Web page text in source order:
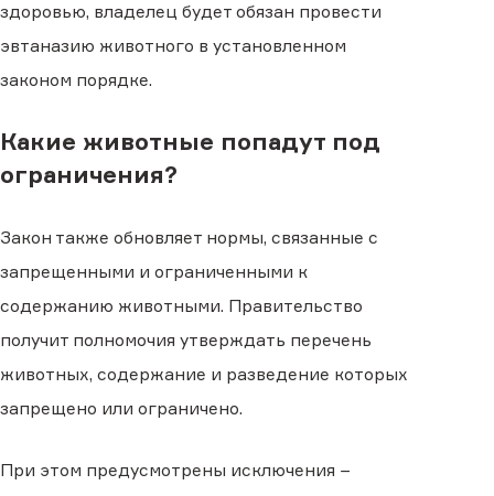
здоровью, владелец будет обязан провести
эвтаназию животного в установленном
законом порядке.
Какие животные попадут под
ограничения?
Закон также обновляет нормы, связанные с
запрещенными и ограниченными к
содержанию животными. Правительство
получит полномочия утверждать перечень
животных, содержание и разведение которых
запрещено или ограничено.
При этом предусмотрены исключения −